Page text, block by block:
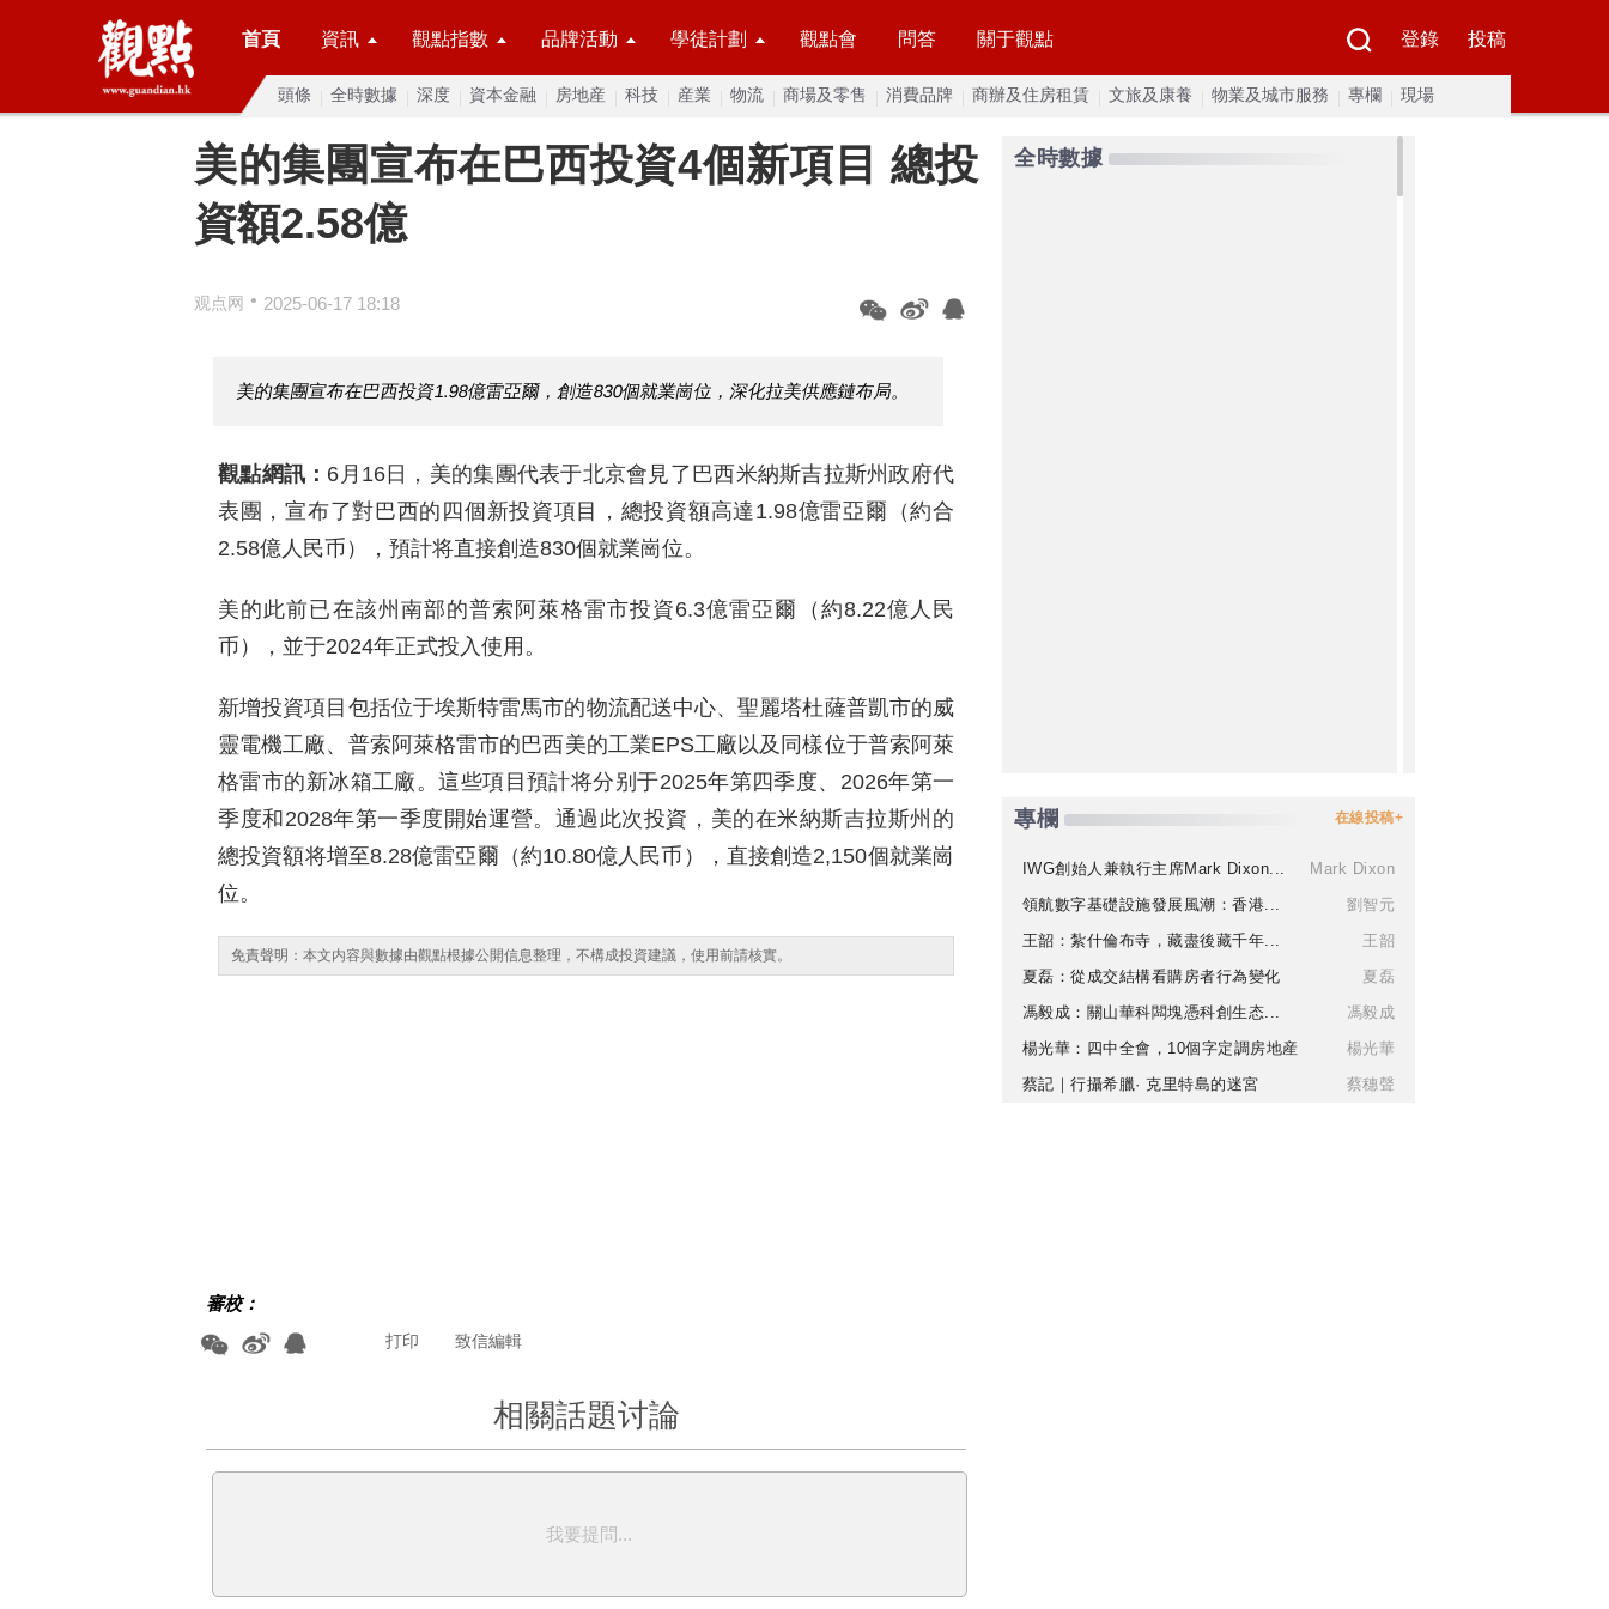
首頁 資訊 觀點指數 品牌活動 學徒計劃 觀點會 問答 關于觀點 登錄 投稿
頭條 全時數據 深度 資本金融 房地産 科技 産業 物流 商場及零售 消費品牌 商辦及住房租賃 文旅及康養 物業及城市服務 專欄 現場
美的集團宣布在巴西投資4個新項目 總投
資額2.58億
观点网 • 2025-06-17 18:18
美的集團宣布在巴西投資1.98億雷亞爾，創造830個就業崗位，深化拉美供應鏈布局。
觀點網訊： 6月16日，美的集團代表于北京會見了巴西米納斯吉拉斯州政府代
表團，宣布了對巴西的四個新投資項目，總投資額高達1.98億雷亞爾（約合
2.58億人民币），預計将直接創造830個就業崗位。
美的此前已在該州南部的普索阿萊格雷市投資6.3億雷亞爾（約8.22億人民
币），並于2024年正式投入使用。
新增投資項目包括位于埃斯特雷馬市的物流配送中心、聖麗塔杜薩普凱市的威
靈電機工廠、普索阿萊格雷市的巴西美的工業EPS工廠以及同樣位于普索阿萊
格雷市的新冰箱工廠。這些項目預計将分别于2025年第四季度、2026年第一
季度和2028年第一季度開始運營。通過此次投資，美的在米納斯吉拉斯州的
總投資額将增至8.28億雷亞爾（約10.80億人民币），直接創造2,150個就業崗
位。
免責聲明：本文内容與數據由觀點根據公開信息整理，不構成投資建議，使用前請核實。
審校：
致信編輯
打印
相關話題讨論
我要提問...
全時數據
專欄 在線投稿+
IWG創始人兼執行主席Mark Dixon...
Mark Dixon
領航數字基礎設施發展風潮：香港...
劉智元
王韶：紮什倫布寺，藏盡後藏千年...
王韶
夏磊：從成交結構看購房者行為變化
夏磊
馮毅成：關山華科闆塊憑科創生态...
馮毅成
楊光華：四中全會，10個字定調房地産
楊光華
蔡記｜行攝希臘· 克里特島的迷宮
蔡穗聲